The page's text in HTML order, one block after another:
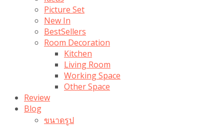
Picture Set
New In
BestSellers
Room Decoration
Kitchen
Living Room
Working Space
Other Space
Review
Blog
ขนาดรูป